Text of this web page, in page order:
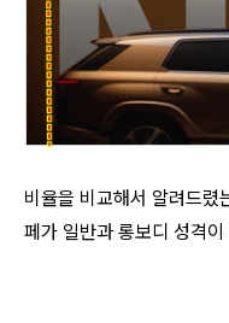
비율을 비교해서 알려드렸
페가 일반과 롱보디 성격